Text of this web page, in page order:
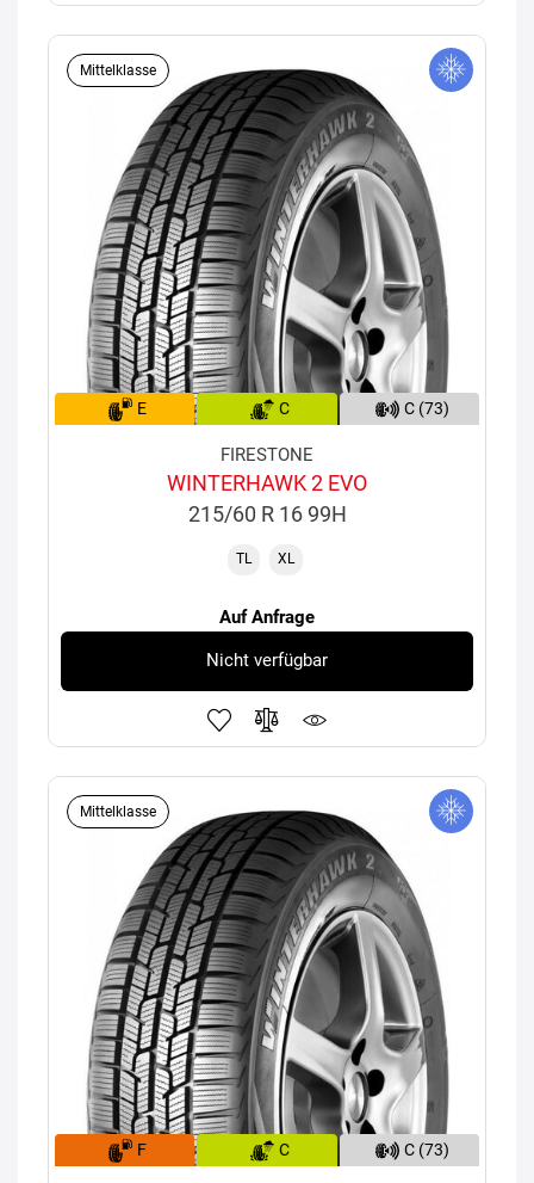
Mittelklasse
E C C (73)
FIRESTONE
WINTERHAWK 2 EVO
215/60 R 16 99H
TL XL
Auf Anfrage
Nicht verfügbar
Mittelklasse
F C C (73)